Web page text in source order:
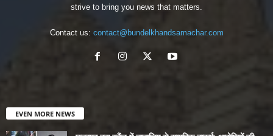
strive to bring you news that matters.
Contact us: contact@bundelkhandsamachar.com
EVEN MORE NEWS